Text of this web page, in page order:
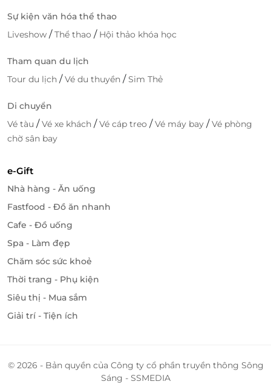
LifeLink – Nền tảng đặt dịch vụ tiện lợi,
thông minh và đáng tin cậy
Đặt nhanh – Sử dụng dễ – Ưu đãi thật
LifeLink mang đến
hàng nghìn dịch vụ cao cấp trên toàn quốc – từ spa,
du lịch đến phòng chờ sân bay. Với vài thao tác trên
web hoặc app, khách hàng có thể
lợi, thanh toán online và sử dụng ngay bằng mã QR
xác thực.
Cam kết chất lượng & hỗ trợ 24/7
càng, đảm bảo uy tín – chất lượng.
voucher giảm giá Phòng chờ SH Premium
Sự kiện văn hóa thể thao
Liveshow /Thể thao / Hội thảo khóa học
Tham quan du lịch
Tour du lịch /Vé du thuyền /Sim Thẻ
Di chuyển
Vé tàu /Vé xe khách /Vé cáp treo /Vé máy bay /Vé phòng
chờ sân bay
e-Gift
Nhà hàng - Ăn uống
Fastfood - Đồ ăn nhanh
Cafe - Đồ uống
Spa - Làm đẹp
Chăm sóc sức khoẻ
Thời trang - Phụ kiện
Siêu thị - Mua sắm
Giải trí - Tiện ích
© 2026 - Bản quyền của Công ty cổ phần truyền thông Sông
Sáng - SSMEDIA